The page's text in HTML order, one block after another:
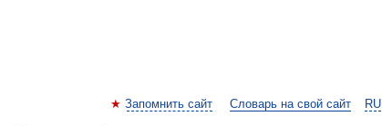
RU
Запомнить сайт Словарь на свой сайт